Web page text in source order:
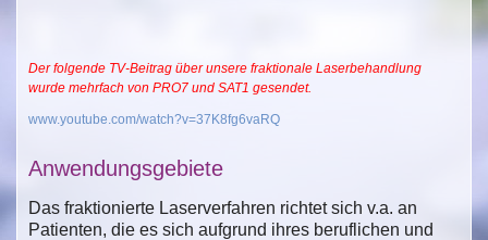
Der folgende TV-Beitrag über unsere fraktionale Laserbehandlung
wurde mehrfach von PRO7 und SAT1 gesendet.
www.youtube.com/watch?v=37K8fg6vaRQ
Anwendungsgebiete
Das fraktionierte Laserverfahren richtet sich v.a. an
Patienten, die es sich aufgrund ihres beruflichen und